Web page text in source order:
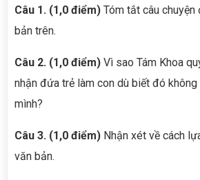
Câu 1. (1,0 điểm) Tóm tắt câu
bản trên.
Câu 2. (1,0 điểm) Vì sao Tám Khoa
nhận đứa trẻ làm con dù biết đó
mình?
Câu 3. (1,0 điểm) Nhận xét về cách
văn bản.